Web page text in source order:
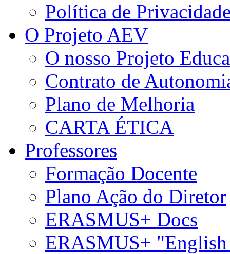
Política de
O Projeto AEV
O nosso Projeto
Contrato de
Plano de Melhoria
CARTA ÉTICA
Professores
Formação Docente
Plano Ação do Diretor
ERASMUS+ Docs
ERASMUS+